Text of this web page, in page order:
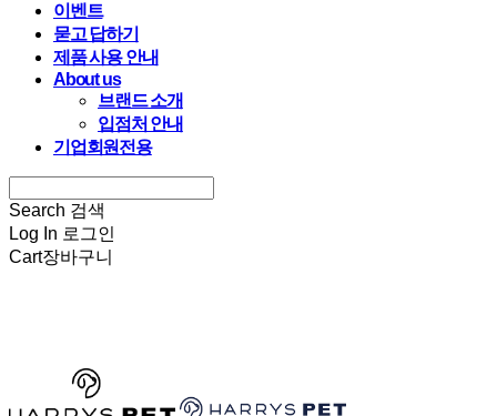
이벤트
묻고 답하기
제품 사용 안내
About us
브랜드 소개
입점처 안내
기업회원전용
Search 검색
Log In 로그인
Cart장바구니